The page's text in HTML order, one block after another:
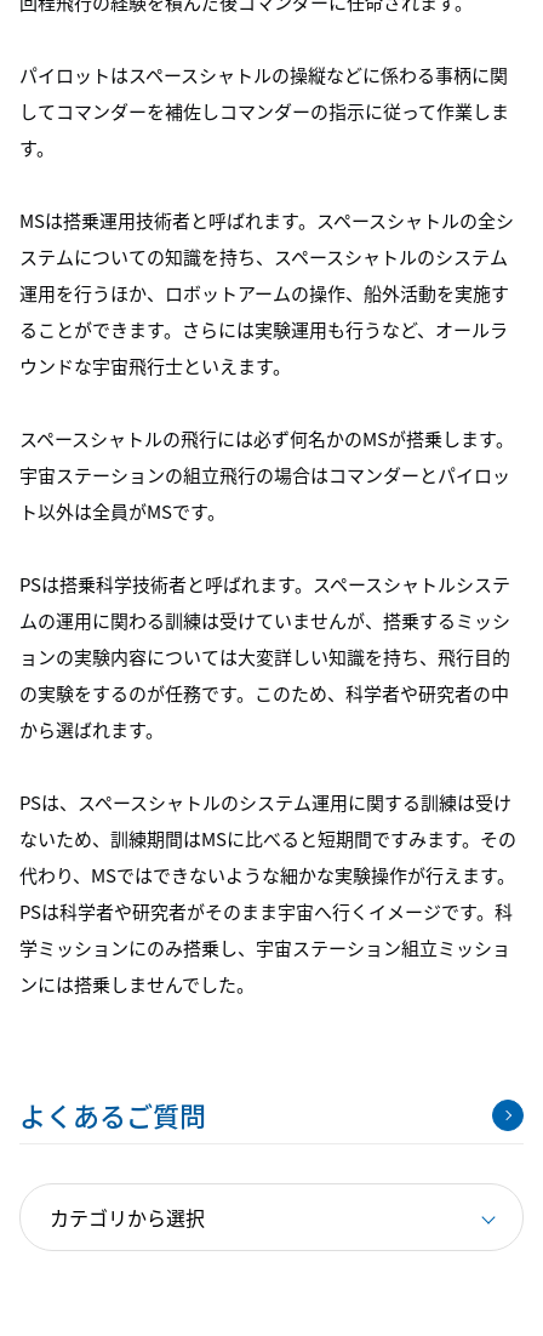
パイロットはスペースシャトルの操縦などに係わる事柄に関
してコマンダーを補佐しコマンダーの指示に従って作業しま
す。
MSは搭乗運用技術者と呼ばれます。スペースシャトルの全シ
ステムについての知識を持ち、スペースシャトルのシステム
運用を行うほか、ロボットアームの操作、船外活動を実施す
ることができます。さらには実験運用も行うなど、オールラ
ウンドな宇宙飛行士といえます。
スペースシャトルの飛行には必ず何名かのMSが搭乗します。
宇宙ステーションの組立飛行の場合はコマンダーとパイロッ
ト以外は全員がMSです。
PSは搭乗科学技術者と呼ばれます。スペースシャトルシステ
ムの運用に関わる訓練は受けていませんが、搭乗するミッシ
ョンの実験内容については大変詳しい知識を持ち、飛行目的
の実験をするのが任務です。このため、科学者や研究者の中
から選ばれます。
PSは、スペースシャトルのシステム運用に関する訓練は受け
ないため、訓練期間はMSに比べると短期間ですみます。その
代わり、MSではできないような細かな実験操作が行えます。
PSは科学者や研究者がそのまま宇宙へ行くイメージです。科
学ミッションにのみ搭乗し、宇宙ステーション組立ミッショ
ンには搭乗しませんでした。
よくあるご質問